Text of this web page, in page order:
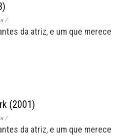
/
da atriz, e um que merece
(2001)
/
da atriz, e um que merece